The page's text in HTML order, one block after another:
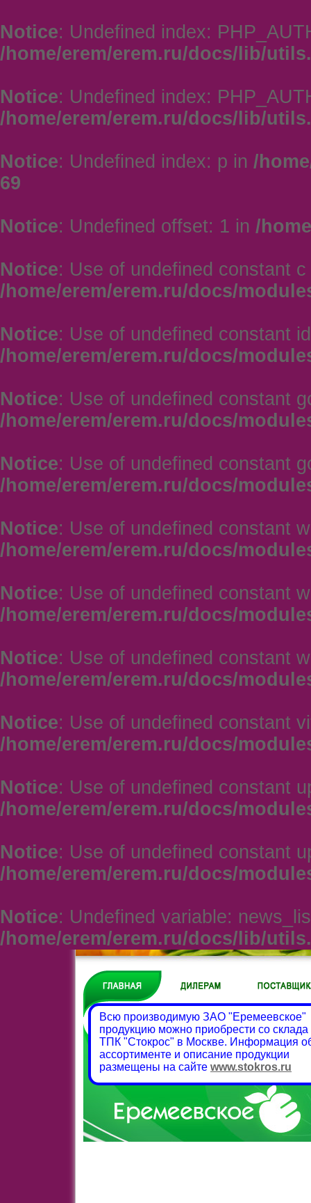
Notice: Undefined index:
/home/erem/erem.ru/docs/lib/
Notice: Undefined index:
/home/erem/erem.ru/docs/lib/
Notice: Undefined index: p in /
69
Notice: Undefined offset: 1 in /
Notice: Use of undefined constant
/home/erem/erem.ru/docs/
Notice: Use of undefined constant
/home/erem/erem.ru/docs/
Notice: Use of undefined constant
/home/erem/erem.ru/docs/
Notice: Use of undefined constant
/home/erem/erem.ru/docs/
Notice: Use of undefined constant
/home/erem/erem.ru/docs/
Notice: Use of undefined constant
/home/erem/erem.ru/docs/
Notice: Use of undefined constant
/home/erem/erem.ru/docs/
Notice: Use of undefined constant
/home/erem/erem.ru/docs/
Notice: Use of undefined constant
/home/erem/erem.ru/docs/
Notice: Use of undefined constant
/home/erem/erem.ru/docs/
Notice: Undefined variable:
/home/erem/erem.ru/docs/lib/
Всю производимую ЗАО "Еремеевское"
продукцию можно приобрести со склада
ТПК "Стокрос" в Москве. Информация
ассортименте и описание продукции
размещены на сайте www.stokros.ru